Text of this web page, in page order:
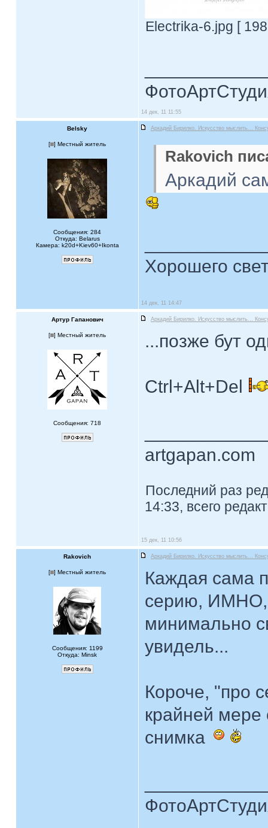
Electrika-6.jpg [
14 дек, 11 11:55
Belsky Аркадий Бирилко. Искусство мыслить...
[ ] Местный житель
Сообщения: 284
Откуда: Belarus
Камера: k20d+Kiev60+Ikonta
Rakovich
Аркадий
Хорошего
14 дек, 11 14:47
Артур Гапанович Аркадий Бирилко. Искусство мыслить...
[ ] Местный житель
Сообщения: 718
...позже бут
Ctrl+Alt+Del
artgapan.com
Последний раз
14:33, всего
15 дек, 11 10:56
Rakovich Аркадий Бирилко. Искусство мыслить...
[ ] Местный житель
Сообщения: 1199
Откуда: Minsk
Каждая сама
серию, ИМНО,
минимально
увидель...
Короче, "про
крайней
снимка